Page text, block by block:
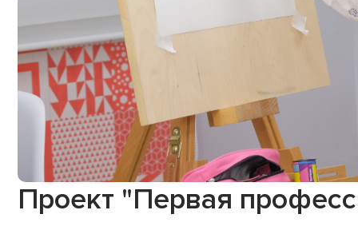
Проект "Первая